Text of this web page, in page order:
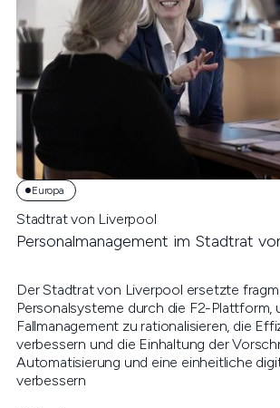
Europa
Stadtrat von Liverpool
Personalmanagement im Stadtrat
Der Stadtrat von Liverpool ersetzte
Personalsysteme durch die F2-Plattform,
Fallmanagement zu rationalisieren, die
verbessern und die Einhaltung der
Automatisierung und eine einheitliche
verbessern